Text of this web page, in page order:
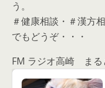
う。
＃健康相談・＃漢方
でもどうぞ・・・
FM ラジオ高崎 まる